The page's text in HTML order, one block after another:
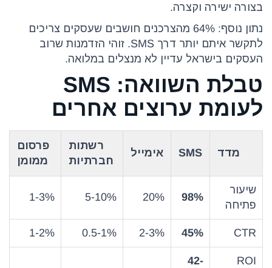
בצורה ישירה וקצרה.
נתון נוסף: 64% מהצרכנים חושבים שעסקים צריכים
לתקשר איתם יותר דרך SMS. זוהי הזדמנות שרוב
העסקים בישראל עדיין לא מנצלים במלואה.
טבלת השוואה: SMS
לעומת ערוצים אחרים
מדד SMS אימייל
רשתות
חברתיות
פרסום
ממומן
שיעור
פתיחה
98%
20%
5-10%
1-3%
CTR
45%
2-3%
0.5-1%
1-2%
ROI
-42